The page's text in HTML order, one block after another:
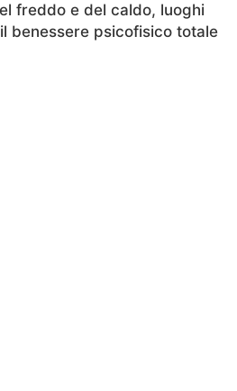
freddo e del caldo, luoghi
benessere psicofisico totale